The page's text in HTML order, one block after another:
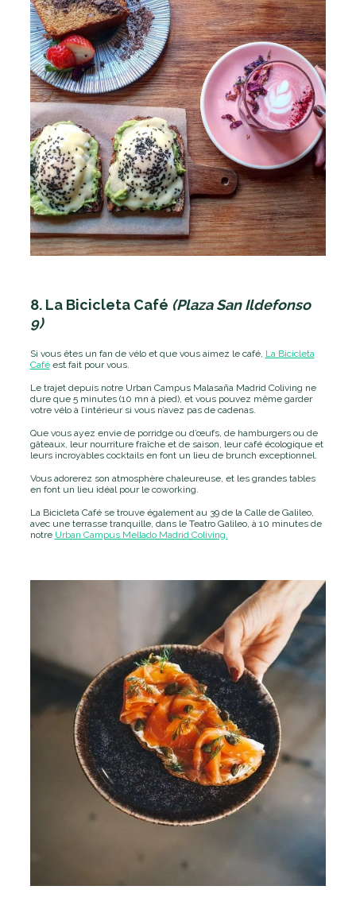
8. La Bicicleta Café (Plaza San Ildefonso
9)
Si vous êtes un fan de vélo et que vous aimez le café, La Bicicleta
Caféest fait pour vous.
Le trajet depuis notre Urban Campus Malasaña Madrid Coliving ne
dure que 5 minutes (10 mn à pied), et vous pouvez même garder
votre vélo à l’intérieur si vous n’avez pas de cadenas.
Que vous ayez envie de porridge ou d’œufs, de hamburgers ou de
gâteaux, leur nourriture fraîche et de saison, leur café écologique et
leurs incroyables cocktails en font un lieu de brunch exceptionnel.
Vous adorerez son atmosphère chaleureuse, et les grandes tables
en font un lieu idéal pour le coworking.
La Bicicleta Café se trouve également au 39 de la Calle de Galileo,
avec une terrasse tranquille, dans le Teatro Galileo, à 10 minutes de
notre Urban Campus Mellado Madrid Coliving.